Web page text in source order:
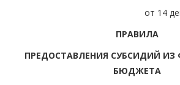
от 14
ПРАВИЛА
ПРЕДОСТАВЛЕНИЯ СУБСИДИЙ ИЗ
БЮДЖЕТА